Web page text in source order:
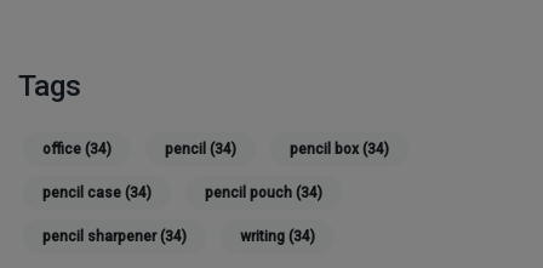
Tags
office (34) pencil (34) pencil box(34)
pencil case (34) pencil pouch (34)
pencil sharpener(34) writing (34)